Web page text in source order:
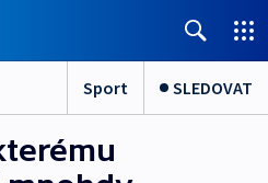
Sport SLEDOVAT